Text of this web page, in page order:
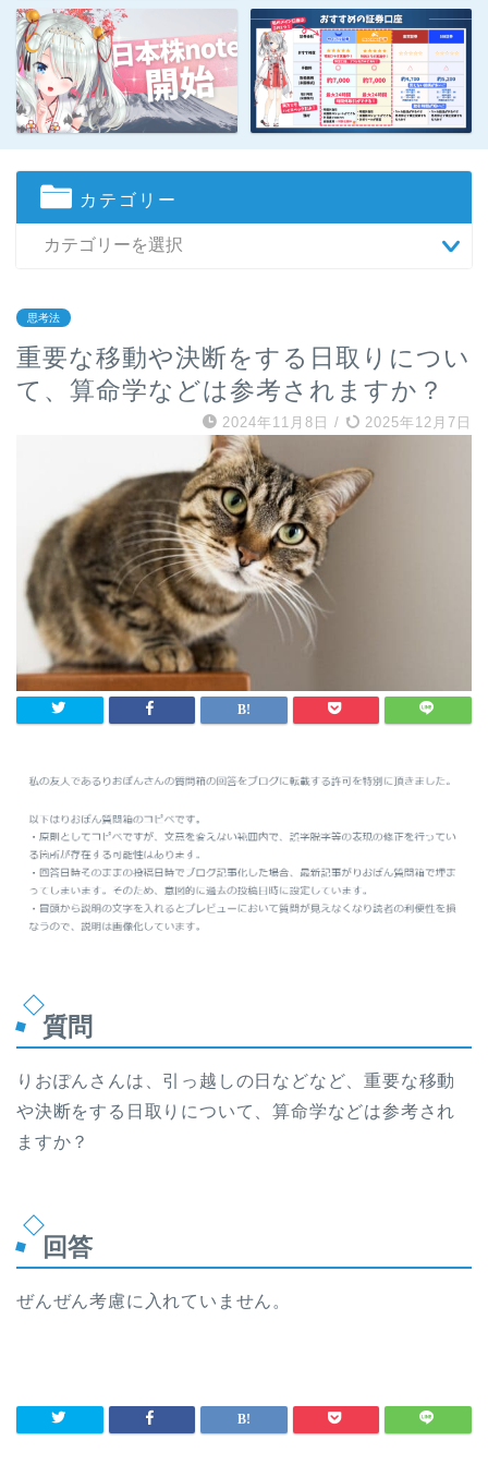
カテゴリー
思考法
重要な移動や決断をする日取りについ
て、算命学などは参考されますか？
2024年11月8日 / 2025年12月7日
質問
りおぽんさんは、引っ越しの日などなど、重要な移動
や決断をする日取りについて、算命学などは参考され
ますか？
回答
ぜんぜん考慮に入れていません。